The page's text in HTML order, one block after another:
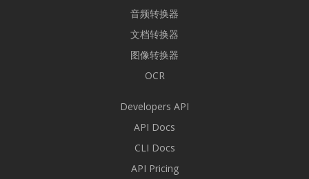
音频转换器
文档转换器
图像转换器
OCR
Developers API
API Docs
CLI Docs
API Pricing